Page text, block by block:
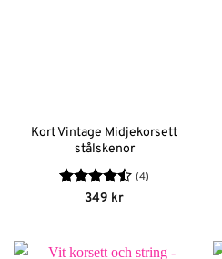
Kort Vintage Midjekorsett
stålskenor
Betygsatt
(4)
349 kr